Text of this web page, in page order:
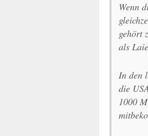
Wenn
gehört
als
In den
die
1000